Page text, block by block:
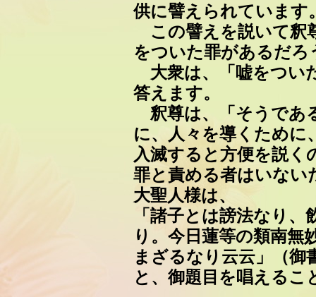
供に譬えられています
この譬えを説いて釈
をついた罪があるだ
大衆は、「嘘をつい
答えます。
釈尊は、「そうであ
に、人々を導くために
入滅すると方便を説く
罪と責める者はいない
大聖人様は、
「諸子とは謗法なり
り。今日蓮等の類南無
まざるなり云云」（御
と、御題目を唱える